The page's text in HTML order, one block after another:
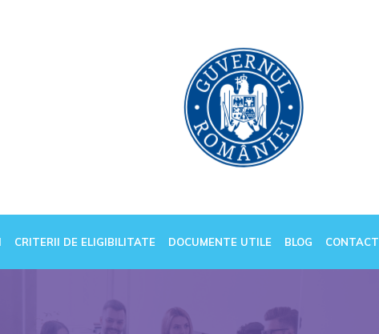
CRITERII DE ELIGIBILITATE DOCUMENTE UTILE BLOG CONTACT